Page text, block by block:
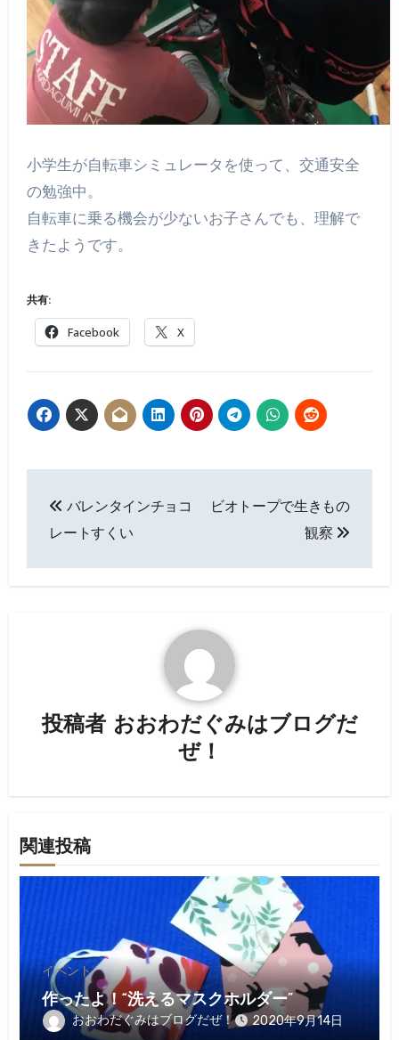
小学生が自転車シミュレータを使って、交通安全
の勉強中。
自転車に乗る機会が少ないお子さんでも、理解で
きたようです。
共有:
Facebook X
稿
シ
ョ
バレンタインチョコ
レートすくい
ビオトープで生きもの
観察
投稿者 おおわだぐみはブログだ
ぜ！
関連投稿
イベント
作ったよ！“洗えるマスクホルダー”
おおわだぐみはブログだぜ！ 2020年9月14日